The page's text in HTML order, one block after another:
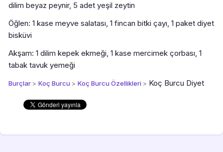
dilim beyaz peynir, 5 adet yeşil zeytin
Öğlen: 1 kase meyve salatası, 1 fincan bitki çayı, 1 paket diyet
bisküvi
Akşam: 1 dilim kepek ekmeği, 1 kase mercimek çorbası, 1
tabak tavuk yemeği
Burçlar > Koç Burcu > Koç Burcu Özellikleri > Koç Burcu Diyet